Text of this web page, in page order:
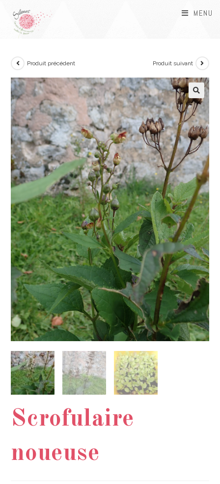
MENU
Produit précédent Produit suivant
Scrofulaire
noueuse